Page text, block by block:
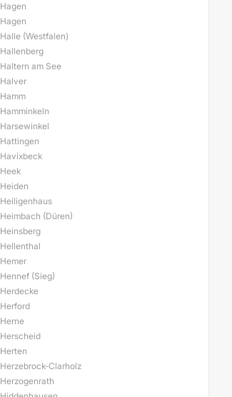
Hagen
Hagen
Halle (Westfalen)
Hallenberg
Haltern am See
Halver
Hamm
Hamminkeln
Harsewinkel
Hattingen
Havixbeck
Heek
Heiden
Heiligenhaus
Heimbach (Düren)
Heinsberg
Hellenthal
Hemer
Hennef (Sieg)
Herdecke
Herford
Herne
Herscheid
Herten
Herzebrock-Clarholz
Herzogenrath